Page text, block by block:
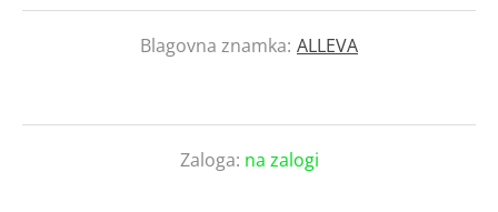
Blagovna znamka: ALLEVA
Zaloga: na zalogi